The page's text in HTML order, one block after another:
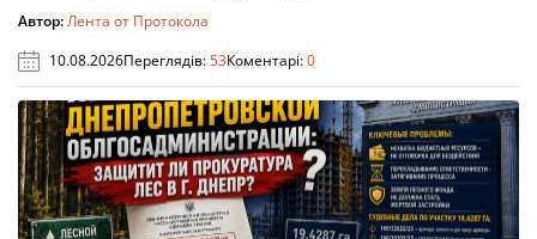
Автор:Лента от Протокола
10.08.2026Переглядів:53Коментарі:0